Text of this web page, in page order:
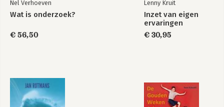
Nel Verhoeven
Wat is onderzoek?
€ 56,50
Lenny Kruit
Inzet van eigen
ervaringen
€ 30,95